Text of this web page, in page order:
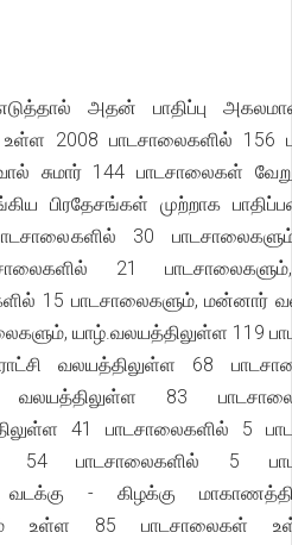
அதன் பாதிப்பு
2008 பாடசாலைகளில் 156
சுமார் 144 பாடசாலைகள்
பிரதேசங்கள் முற்றாக
30
21
15 பாடசாலைகளும், மன்னார்
யாழ்.வலயத்திலுள்ள 119
வலயத்திலுள்ள 68
வலயத்திலுள்ள 83
41 பாடசாலைகளில் 5
54 பாடசாலைகளில் 5
- கிழக்கு
உள்ள 85 பாடசாலைகள்